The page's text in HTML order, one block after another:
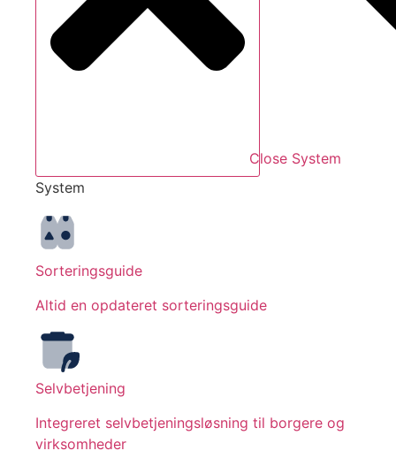
Close System
System
Sorteringsguide
Altid en opdateret sorteringsguide
Selvbetjening
Integreret selvbetjeningsløsning til borgere og
virksomheder